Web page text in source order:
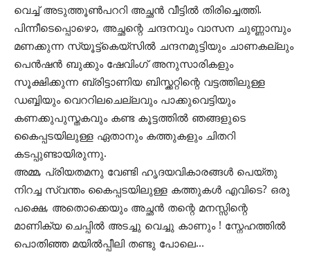
വെച്ച് അടുത്തൂൺപററി അച്ഛൻ വീട്ടിൽ തിരിച്ചെത്തി.
പിന്നീടെപ്പൊഴൊ, അച്ഛന്റെ ചന്ദനവും വാസന ചുണ്ണാമ്പും
മണക്കുന്ന സ്യൂട്ട്കെയ്സിൽ ചന്ദനമുട്ടിയും ചാണകല്ലും
പെൻഷൻ ബുക്കും ഷേവിംഗ് അനുസാരികളും
സൂക്ഷിക്കുന്ന ബ്രിട്ടാണിയ ബിസ്ക്കറ്റിന്റെ വട്ടത്തിലുള്ള
ഡബ്ബിയും വെററിലചെല്ലവും പാക്കുവെട്ടിയും
കണക്കുപുസ്തകവും കണ്ട കൂട്ടത്തിൽ ഞങ്ങളുടെ
കൈപ്പടയിലുള്ള ഏതാനും കത്തുകളും ചിതറി
കടപ്പുണ്ടായിരുന്നു.
അമ്മ, പ്രിയതമനു വേണ്ടി ഹൃദയവികാരങ്ങൾ പെയ്തു
നിറച്ച സ്വന്തം കൈപ്പടയിലുള്ള കത്തുകൾ എവിടെ? ഒരു
പക്ഷെ, അതൊക്കെയും അച്ഛൻ തന്റെ മനസ്സിന്റെ
മാണിക്യ ചെപ്പിൽ അടച്ചു വെച്ചു കാണും ! സ്നേഹത്തിൽ
പൊതിഞ്ഞ മയിൽപ്പീലി തണ്ടു പോലെ…